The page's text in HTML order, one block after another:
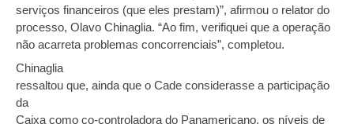
serviços financeiros (que eles prestam)”, afirmou o relator do
processo, Olavo Chinaglia. “Ao fim, verifiquei que a operação
não acarreta problemas concorrenciais”, completou.
Chinaglia
ressaltou que, ainda que o Cade considerasse a participação
da
Caixa como co-controladora do Panamericano, os níveis de